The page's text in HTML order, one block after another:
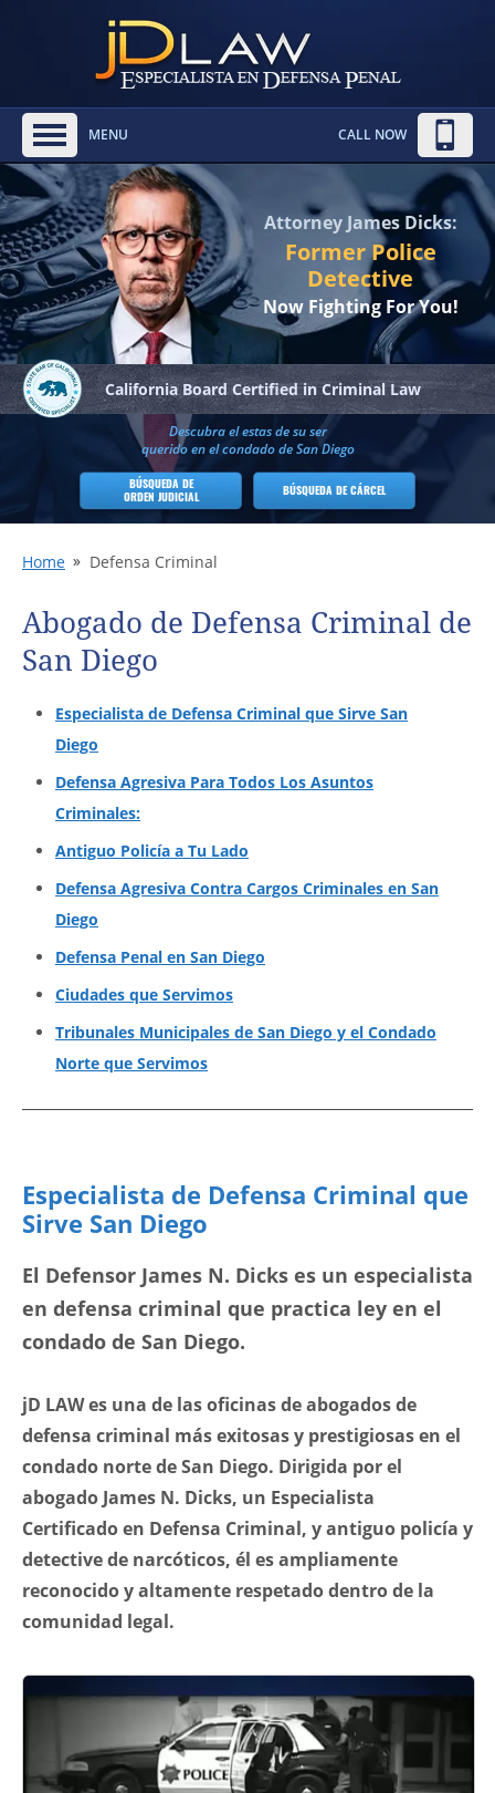
MENU CALL NOW
Attorney James Dicks:
Former Police
Detective
Now Fighting For You!
California Board Certified in Criminal Law
Descubra el estas de su ser
querido en el condado de San Diego
BÚSQUEDA DE
ORDEN JUDICIAL
BÚSQUEDA DE CÁRCEL
Home Defensa Criminal
Abogado de Defensa Criminal de
San Diego
Especialista de Defensa Criminal que Sirve San
Diego
Defensa Agresiva Para Todos Los Asuntos
Criminales:
Antiguo Policía a Tu Lado
Defensa Agresiva Contra Cargos Criminales en San
Diego
Defensa Penal en San Diego
Ciudades que Servimos
Tribunales Municipales de San Diego y el Condado
Norte que Servimos
Especialista de Defensa Criminal que
Sirve San Diego
El Defensor James N. Dicks es un especialista
en defensa criminal que practica ley en el
condado de San Diego.
jD LAW es una de las oficinas de abogados de
defensa criminal más exitosas y prestigiosas en el
condado norte de San Diego. Dirigida por el
abogado James N. Dicks, un Especialista
Certificado en Defensa Criminal, y antiguo policía y
detective de narcóticos, él es ampliamente
reconocido y altamente respetado dentro de la
comunidad legal.